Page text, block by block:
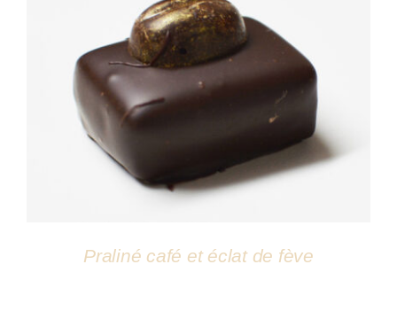
DÉTAILS
Praliné café et éclat de fève